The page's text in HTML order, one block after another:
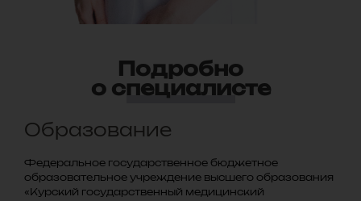
Подробно
о специалисте
Образование
Федеральное государственное бюджетное
образовательное учреждение высшего образования
«Курский государственный медицинский